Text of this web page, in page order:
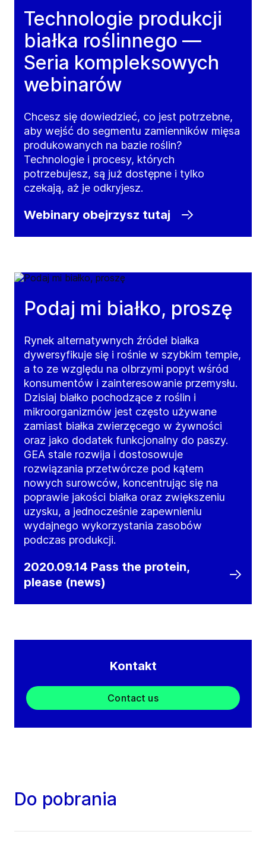
Technologie produkcji
białka roślinnego —
Seria kompleksowych
webinarów
Chcesz się dowiedzieć, co jest potrzebne,
aby wejść do segmentu zamienników mięsa
produkowanych na bazie roślin?
Technologie i procesy, których
potrzebujesz, są już dostępne i tylko
czekają, aż je odkryjesz.
Webinary obejrzysz tutaj
Podaj mi białko, proszę
Rynek alternatywnych źródeł białka
dywersyfikuje się i rośnie w szybkim tempie,
a to ze względu na olbrzymi popyt wśród
konsumentów i zainteresowanie przemysłu.
Dzisiaj białko pochodzące z roślin i
mikroorganizmów jest często używane
zamiast białka zwierzęcego w żywności
oraz jako dodatek funkcjonalny do paszy.
GEA stale rozwija i dostosowuje
rozwiązania przetwórcze pod kątem
nowych surowców, koncentrując się na
poprawie jakości białka oraz zwiększeniu
uzysku, a jednocześnie zapewnieniu
wydajnego wykorzystania zasobów
podczas produkcji.
2020.09.14 Pass the protein,
please (news)
Kontakt
Contact us
Do pobrania